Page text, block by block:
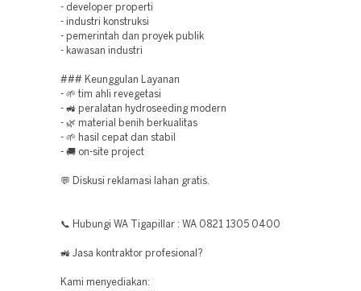
- developer properti
- industri konstruksi
- pemerintah dan proyek publik
- kawasan industri
### Keunggulan Layanan
- 🌱 tim ahli revegetasi
- 🚜 peralatan hydroseeding modern
- 🌿 material benih berkualitas
- 🌱 hasil cepat dan stabil
- 🚚 on-site project
💬 Diskusi reklamasi lahan gratis.
📞 Hubungi WA Tigapillar : WA 0821 1305 0400
🚜 Jasa kontraktor profesional?
Kami menyediakan: